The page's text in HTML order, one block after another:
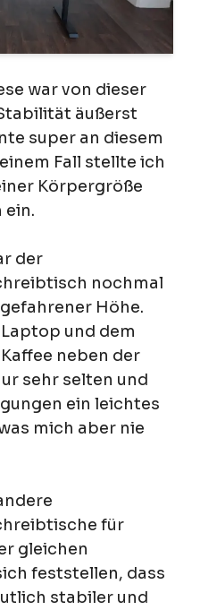
war von dieser
äußerst
super an diesem
Fall stellte ich
Körpergröße
ein.
der
nochmal
Höhe.
und dem
neben der
sehr selten und
ein leichtes
mich aber nie
für
gleichen
feststellen, dass
stabiler und